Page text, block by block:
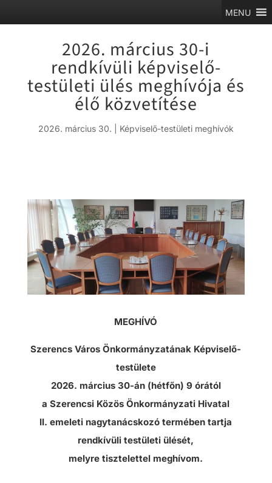
MENU
2026. március 30-i
rendkívüli képviselő-
testületi ülés meghívója és
élő közvetítése
2026. március 30. Képviselő-testületi meghívók
MEGHÍVÓ
Szerencs Város Önkormányzatának Képviselő-
testülete
2026. március 30-án (hétfőn) 9 órától
a Szerencsi Közös Önkormányzati Hivatal
II. emeleti nagytanácskozó termében tartja
rendkívüli testületi ülését,
melyre tisztelettel meghívom.